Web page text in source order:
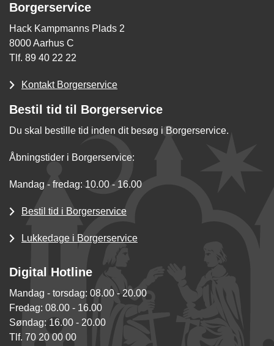
Borgerservice
Hack Kampmanns Plads 2
8000 Aarhus C
Tlf. 89 40 22 22
Kontakt Borgerservice
Bestil tid til Borgerservice
Du skal bestille tid inden dit besøg i Borgerservice.
Åbningstider i Borgerservice:
Mandag - fredag: 10.00 - 16.00
Bestil tid i Borgerservice
Lukkedage i Borgerservice
Digital Hotline
Mandag - torsdag: 08.00 - 20.00
Fredag: 08.00 - 16.00
Søndag: 16.00 - 20.00
Tlf. 70 20 00 00